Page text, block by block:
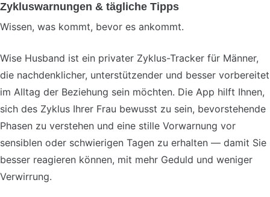
Zykluswarnungen & tägliche Tipps
Wissen, was kommt, bevor es ankommt.
Wise Husband ist ein privater Zyklus-Tracker für Männer,
die nachdenklicher, unterstützender und besser vorbereitet
im Alltag der Beziehung sein möchten. Die App hilft Ihnen,
sich des Zyklus Ihrer Frau bewusst zu sein, bevorstehende
Phasen zu verstehen und eine stille Vorwarnung vor
sensiblen oder schwierigen Tagen zu erhalten — damit Sie
besser reagieren können, mit mehr Geduld und weniger
Verwirrung.